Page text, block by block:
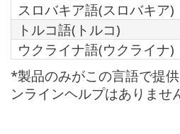
スロバキア語(スロバキア)
トルコ語(トルコ)
ウクライナ語(ウクライナ)
*製品のみがこの言語で提
ンラインヘルプはありませ